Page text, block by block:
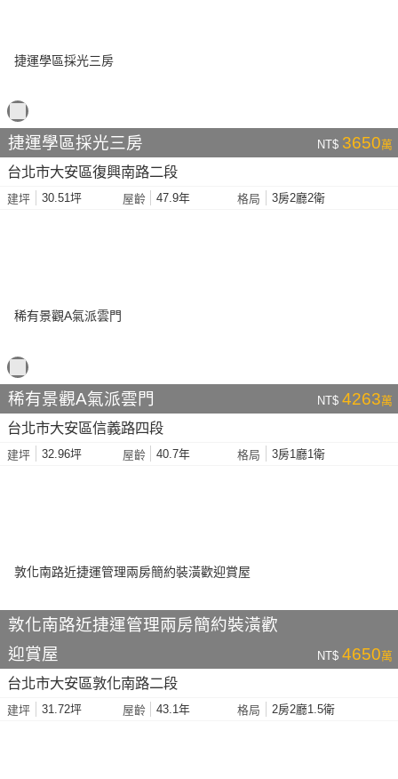
捷運學區採光三房 NT$ 3650萬
台北市大安區復興南路二段
建坪 30.51坪 屋齡 47.9年 格局 3房2廳2衛
稀有景觀A氣派雲門 NT$ 4263萬
台北市大安區信義路四段
建坪 32.96坪 屋齡 40.7年 格局 3房1廳1衛
敦化南路近捷運管理兩房簡約裝潢歡
迎賞屋
NT$ 4650萬
台北市大安區敦化南路二段
建坪 31.72坪 屋齡 43.1年 格局 2房2廳1.5衛